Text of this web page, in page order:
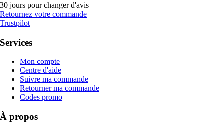
30 jours pour changer d'avis
Retournez votre commande
Trustpilot
Services
Mon compte
Centre d'aide
Suivre ma commande
Retourner ma commande
Codes promo
À propos